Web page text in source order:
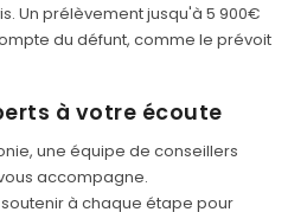
Un prélèvement jusqu'à 5 900€
du défunt, comme le prévoit
à votre écoute
une équipe de conseillers
accompagne.
à chaque étape pour